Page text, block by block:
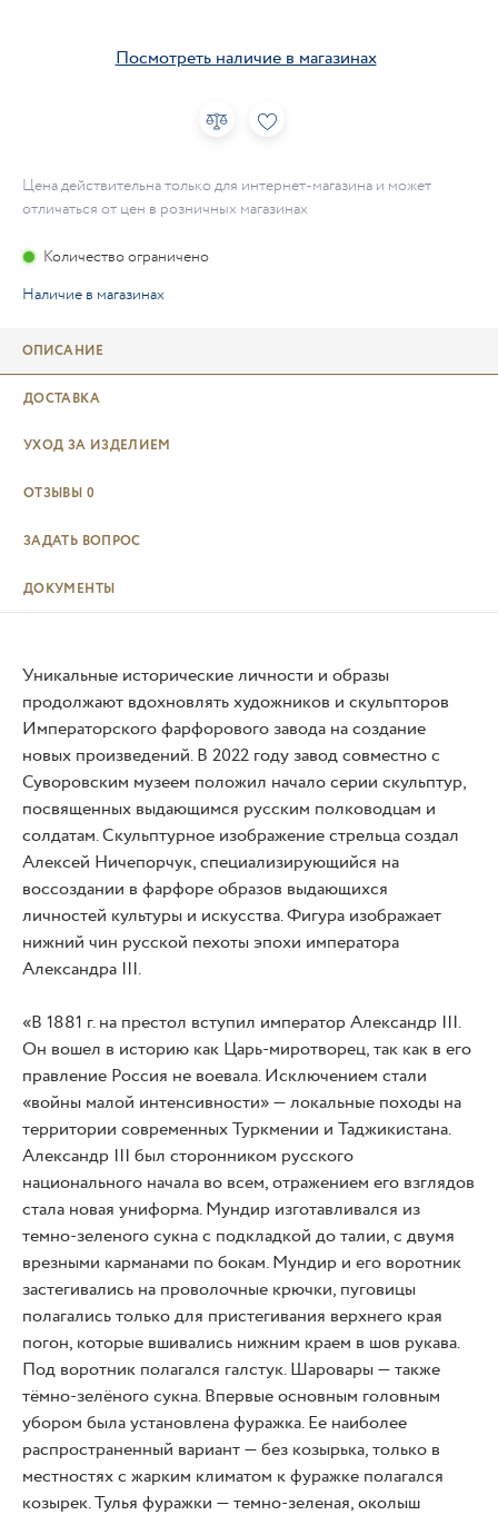
Посмотреть наличие в магазинах
Цена действительна только для интернет-магазина и может
отличаться от цен в розничных магазинах
Количество ограничено
Наличие в магазинах
ОПИСАНИЕ
ДОСТАВКА
УХОД ЗА ИЗДЕЛИЕМ
ОТЗЫВЫ 0
ЗАДАТЬ ВОПРОС
ДОКУМЕНТЫ
Уникальные исторические личности и образы
продолжают вдохновлять художников и скульпторов
Императорского фарфорового завода на создание
новых произведений. В 2022 году завод совместно с
Суворовским музеем положил начало серии скульптур,
посвященных выдающимся русским полководцам и
солдатам. Скульптурное изображение стрельца создал
Алексей Ничепорчук, специализирующийся на
воссоздании в фарфоре образов выдающихся
личностей культуры и искусства. Фигура изображает
нижний чин русской пехоты эпохи императора
Александра III.
«В 1881 г. на престол вступил император Александр III.
Он вошел в историю как Царь-миротворец, так как в его
правление Россия не воевала. Исключением стали
«войны малой интенсивности» — локальные походы на
территории современных Туркмении и Таджикистана.
Александр III был сторонником русского
национального начала во всем, отражением его взглядов
стала новая униформа. Мундир изготавливался из
темно-зеленого сукна с подкладкой до талии, с двумя
врезными карманами по бокам. Мундир и его воротник
застегивались на проволочные крючки, пуговицы
полагались только для пристегивания верхнего края
погон, которые вшивались нижним краем в шов рукава.
Под воротник полагался галстук. Шаровары — также
тёмно-зелёного сукна. Впервые основным головным
убором была установлена фуражка. Ее наиболее
распространенный вариант — без козырька, только в
местностях с жарким климатом к фуражке полагался
козырек. Тулья фуражки — темно-зеленая, околыш